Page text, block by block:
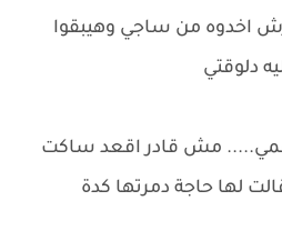
اخدوه من ساجي وهيبقوا
دلوقتي
مش قادر اقعد ساكت
لها حاجة دمرتها كدة